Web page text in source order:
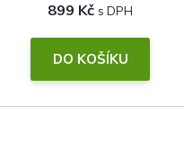
899 Kč
DO KOŠÍKU